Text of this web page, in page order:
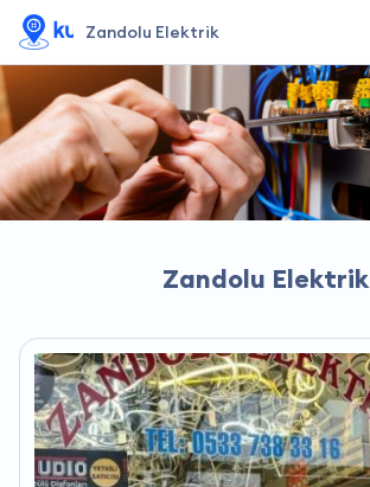
Zandolu Elektrik
Zandolu Elektrik